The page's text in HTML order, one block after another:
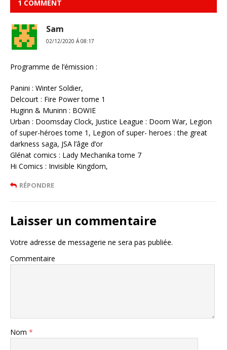
1 COMMENT
Sam
02/12/2020 Á 08:17
Programme de l’émission :
Panini : Winter Soldier,
Delcourt : Fire Power tome 1
Huginn & Muninn : BOWIE
Urban : Doomsday Clock, Justice League : Doom War, Legion
of super-héroes tome 1, Legion of super- heroes : the great
darkness saga, JSA l’âge d’or
Glénat comics : Lady Mechanika tome 7
Hi Comics : Invisible Kingdom,
RÉPONDRE
Laisser un commentaire
Votre adresse de messagerie ne sera pas publiée.
Commentaire
Nom *